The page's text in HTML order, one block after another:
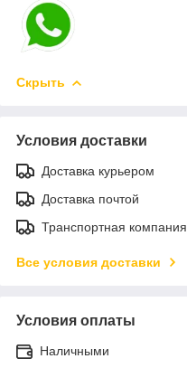
Скрыть
Условия доставки
Доставка курьером
Доставка почтой
Транспортная компания
Все условия доставки
Условия оплаты
Наличными